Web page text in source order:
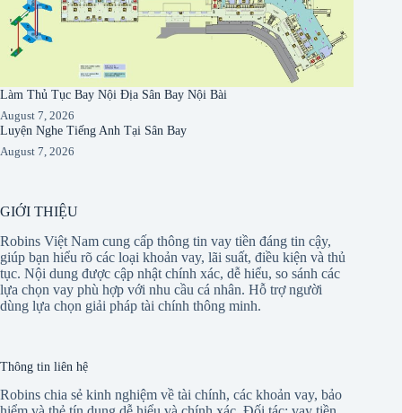
Làm Thủ Tục Bay Nội Địa Sân Bay Nội Bài
August 7, 2026
Luyện Nghe Tiếng Anh Tại Sân Bay
August 7, 2026
GIỚI THIỆU
Robins Việt Nam cung cấp thông tin vay tiền đáng tin cậy,
giúp bạn hiểu rõ các loại khoản vay, lãi suất, điều kiện và thủ
tục. Nội dung được cập nhật chính xác, dễ hiểu, so sánh các
lựa chọn vay phù hợp với nhu cầu cá nhân. Hỗ trợ người
dùng lựa chọn giải pháp tài chính thông minh.
Thông tin liên hệ
Robins chia sẻ kinh nghiệm về tài chính, các khoản vay, bảo